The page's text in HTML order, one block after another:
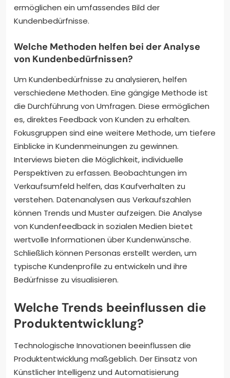
ermöglichen ein umfassendes Bild der
Kundenbedürfnisse.
Welche Methoden helfen bei der Analyse
von Kundenbedürfnissen?
Um Kundenbedürfnisse zu analysieren, helfen
verschiedene Methoden. Eine gängige Methode ist
die Durchführung von Umfragen. Diese ermöglichen
es, direktes Feedback von Kunden zu erhalten.
Fokusgruppen sind eine weitere Methode, um tiefere
Einblicke in Kundenmeinungen zu gewinnen.
Interviews bieten die Möglichkeit, individuelle
Perspektiven zu erfassen. Beobachtungen im
Verkaufsumfeld helfen, das Kaufverhalten zu
verstehen. Datenanalysen aus Verkaufszahlen
können Trends und Muster aufzeigen. Die Analyse
von Kundenfeedback in sozialen Medien bietet
wertvolle Informationen über Kundenwünsche.
Schließlich können Personas erstellt werden, um
typische Kundenprofile zu entwickeln und ihre
Bedürfnisse zu visualisieren.
Welche Trends beeinflussen die
Produktentwicklung?
Technologische Innovationen beeinflussen die
Produktentwicklung maßgeblich. Der Einsatz von
Künstlicher Intelligenz und Automatisierung